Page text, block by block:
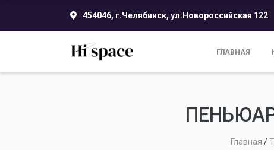
454046, г.Челябинск, ул.Новороссийская 122
ГЛАВНАЯ
ПЕНЬЮАР
Главная /